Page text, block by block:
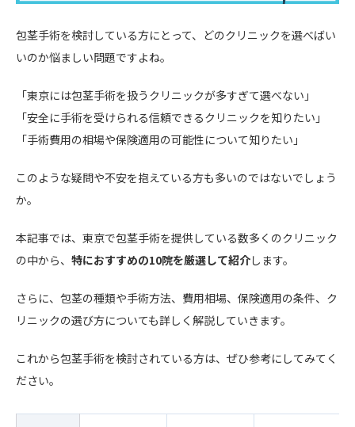
包茎手術を検討している方にとって、どのクリニックを選べばい
いのか悩ましい問題ですよね。
「東京には包茎手術を扱うクリニックが多すぎて選べない」
「安全に手術を受けられる信頼できるクリニックを知りたい」
「手術費用の相場や保険適用の可能性について知りたい」
このような疑問や不安を抱えている方も多いのではないでしょう
か。
本記事では、東京で包茎手術を提供している数多くのクリニック
の中から、 特におすすめの10院を厳選して紹介します。
さらに、包茎の種類や手術方法、費用相場、保険適用の条件、ク
リニックの選び方についても詳しく解説していきます。
これから包茎手術を検討されている方は、ぜひ参考にしてみてく
ださい。